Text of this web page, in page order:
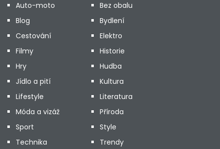
Auto-moto
Bez obalu
Blog
Bydlení
Cestování
Elektro
Filmy
Historie
Hry
Hudba
Jídlo a pití
Kultura
Lifestyle
Literatura
Móda a vizáž
Příroda
Sport
Style
Technika
Trendy